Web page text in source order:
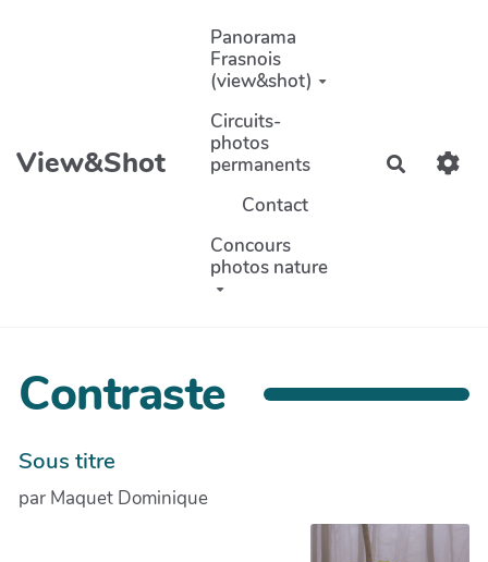
Aller au contenu principal
View&Shot
Panorama
Frasnois
(view&shot)
Circuits-
photos
permanents
Contact
Concours
photos nature
Contraste
Sous titre
par Maquet Dominique